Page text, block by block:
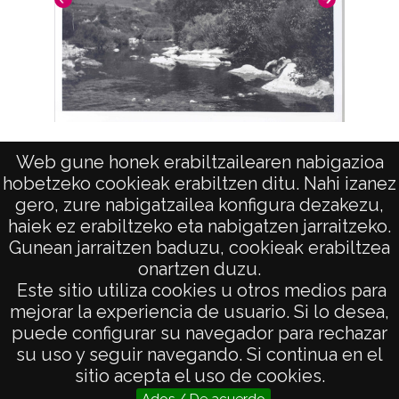
Web gune honek erabiltzailearen nabigazioa
hobetzeko cookieak erabiltzen ditu. Nahi izanez
gero, zure nabigatzailea konfigura dezakezu,
haiek ez erabiltzeko eta nabigatzen jarraitzeko.
Gunean jarraitzen baduzu, cookieak erabiltzea
onartzen duzu.
Este sitio utiliza cookies u otros medios para
mejorar la experiencia de usuario. Si lo desea,
puede configurar su navegador para rechazar
su uso y seguir navegando. Si continua en el
sitio acepta el uso de cookies.
AVISO LEGAL
POLÍTICA DE PRIVACIDAD
ACCESIBILIDAD
ATENCIÓN CIUDADANA